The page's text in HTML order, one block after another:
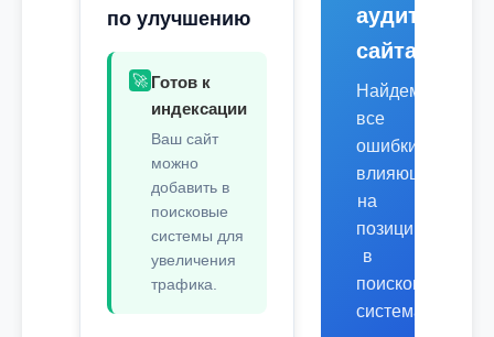
по улучшению
🚀 Готов к
индексации
Ваш сайт
можно
добавить в
поисковые
системы для
увеличения
трафика.
аудит
сайта
Найдем
все
ошибки,
влияющие
на
позиции
в
поисковых
системах.